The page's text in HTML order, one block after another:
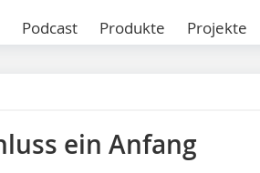
Podcast Produkte Projekte
ein Anfang